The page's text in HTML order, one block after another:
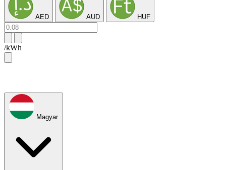
AED AUD HUF
/kWh
Magyar